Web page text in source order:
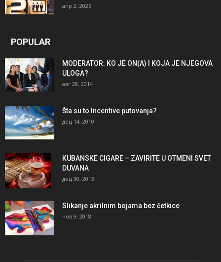
апр 2, 2026
POPULAR
MODERATOR: KO JE ON(A) I KOJA JE NJEGOVA
ULOGA?
авг 28, 2014
Šta su to Incentive putovanja?
дец 14, 2010
KUBANSKE CIGARE – ZAVIRITE U OTMENI SVET
DUVANA
дец 30, 2013
Slikanje akrilnim bojama bez četkice
нов 9, 2018